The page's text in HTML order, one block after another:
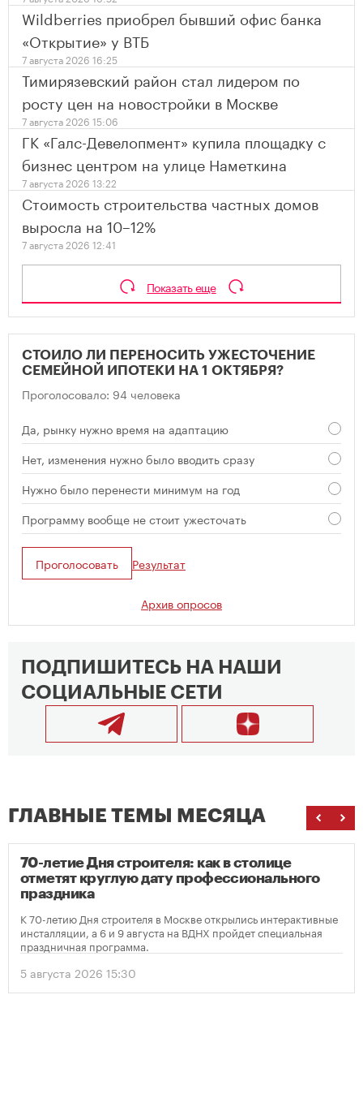
Wildberries приобрел бывший офис банка
«Открытие» у ВТБ
7 августа 2026 16:25
Тимирязевский район стал лидером по
росту цен на новостройки в Москве
7 августа 2026 15:06
ГК «Галс-Девелопмент» купила площадку с
бизнес центром на улице Наметкина
7 августа 2026 13:22
Стоимость строительства частных домов
выросла на 10–12%
7 августа 2026 12:41
Показать еще
СТОИЛО ЛИ ПЕРЕНОСИТЬ УЖЕСТОЧЕНИЕ
СЕМЕЙНОЙ ИПОТЕКИ НА 1 ОКТЯБРЯ?
Проголосовало: 94 человека
Да, рынку нужно время на адаптацию
Нет, изменения нужно было вводить сразу
Нужно было перенести минимум на год
Программу вообще не стоит ужесточать
Проголосовать Результат
Архив опросов
ПОДПИШИТЕСЬ НА НАШИ
СОЦИАЛЬНЫЕ СЕТИ
ГЛАВНЫЕ ТЕМЫ МЕСЯЦА
70-летие Дня строителя: как в столице
отметят круглую дату профессионального
праздника
К 70-летию Дня строителя в Москве открылись интерактивные
инсталляции, а 6 и 9 августа на ВДНХ пройдет специальная
праздничная программа.
5 августа 2026 15:30